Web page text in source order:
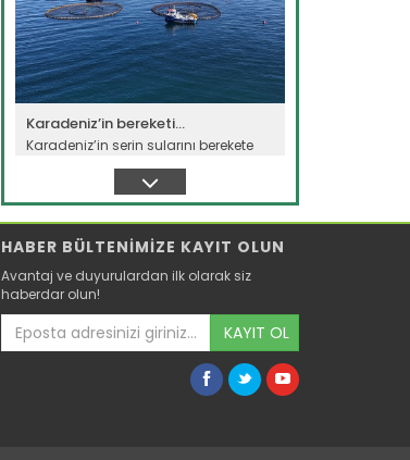
Karadeniz’in bereketi...
Karadeniz’in serin sularını berekete
HABER BÜLTENİMİZE KAYIT OLUN
Avantaj ve duyurulardan ilk olarak siz
haberdar olun!
KAYIT OL